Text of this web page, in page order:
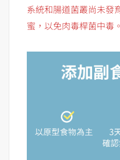
系統和腸道菌叢尚未發
蜜，以免肉毒桿菌中毒。